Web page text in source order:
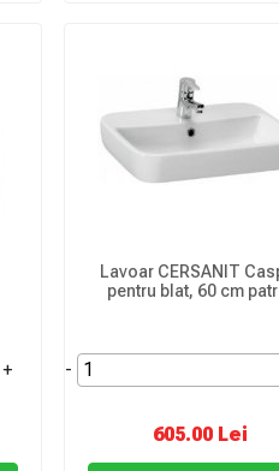
+
Lavoar CERSANIT
pentru blat, 60 cm
-
605.00 Lei